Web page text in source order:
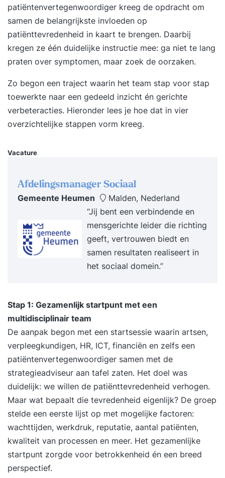
praktische tools een high performance cultuur
ontwikkelt die blijft presteren, ook onder druk.
Voordelen van deze vierdaagse opzet: Ruimte
voor verdieping en reflectie tussen de
trainingsdagen. Persoonlijke begeleiding bij het
Oefening en toepassing van concrete
leiderschapstools in je werkomgeving. Resultaat
Na deze training ben je in staat een high
performance team en cultuur te creëren. Je weet
leiderschapsstijl daarbij past. Je leert hoe je ‘high
medewerkers stimuleert tot groei en
eigenaarschap. Je weet hoe je bevlogenheid
bevordert, resultaten borgt en het beste uit je
mensen naar boven haalt. Programma Dag 1
09:30 uur Start training Wat High Performance
Leadership voor jou betekent en wanneer jij
succesvol bent. Op inspirerende en heldere wijze
team. Doelen meetbaar, motiverend en
bespreekbaar maken. Stakeholders in beeld
brengen die het succes van jouw prestatie
beïnvloeden. De scope bepalen van jouw High
Performance Casus. Jouw GAP-analyse herzien.
Formuleren van persoonlijke leerdoelen en
actiepunten voor de komende periode. 17:00 uur
Einde training Dag 2 09:30 uur Start training
Terugkoppeling tussentijdse opdracht: High
Performance Casus. Het belang van vertrouwen
en openheid binnen High Performance
Leadership. Leiderschapsgedrag tonen dat jouw
geloofwaardigheid en betrouwbaarheid versterkt.
patiëntenvertegenwoordiger kreeg de opdracht om
samen de belangrijkste invloeden op
patiënttevredenheid in kaart te brengen. Daarbij
kregen ze één duidelijke instructie mee: ga niet te lang
praten over symptomen, maar zoek de oorzaken.
Zo begon een traject waarin het team stap voor stap
toewerkte naar een gedeeld inzicht én gerichte
verbeteracties. Hieronder lees je hoe dat in vier
overzichtelijke stappen vorm kreeg.
Vacature
Afdelingsmanager Sociaal
Gemeente Heumen
Malden, Nederland
“Jij bent een verbindende en
mensgerichte leider die richting
geeft, vertrouwen biedt en
samen resultaten realiseert in
het sociaal domein.”
Stap 1: Gezamenlijk startpunt met een
multidisciplinair team
De aanpak begon met een startsessie waarin artsen,
verpleegkundigen, HR, ICT, financiën en zelfs een
patiëntenvertegenwoordiger samen met de
strategieadviseur aan tafel zaten. Het doel was
duidelijk: we willen de patiënttevredenheid verhogen.
Maar wat bepaalt die tevredenheid eigenlijk? De groep
stelde een eerste lijst op met mogelijke factoren:
wachttijden, werkdruk, reputatie, aantal patiënten,
kwaliteit van processen en meer. Het gezamenlijke
startpunt zorgde voor betrokkenheid én een breed
perspectief.